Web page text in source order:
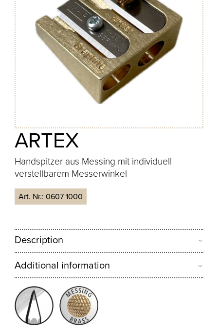
ARTEX
Handspitzer aus Messing mit individuell
verstellbarem Messerwinkel
Art. Nr.:0607 1000
Description
Additional information